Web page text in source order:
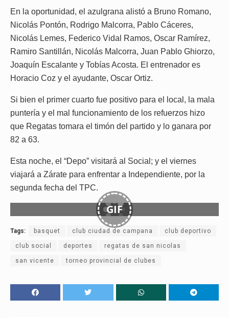
En la oportunidad, el azulgrana alistó a Bruno Romano,
Nicolás Pontón, Rodrigo Malcorra, Pablo Cáceres,
Nicolás Lemes, Federico Vidal Ramos, Oscar Ramírez,
Ramiro Santillán, Nicolás Malcorra, Juan Pablo Ghiorzo,
Joaquín Escalante y Tobías Acosta. El entrenador es
Horacio Coz y el ayudante, Oscar Ortiz.
Si bien el primer cuarto fue positivo para el local, la mala
puntería y el mal funcionamiento de los refuerzos hizo
que Regatas tomara el timón del partido y lo ganara por
82 a 63.
Esta noche, el “Depo” visitará al Social; y el viernes
viajará a Zárate para enfrentar a Independiente, por la
segunda fecha del TPC.
GIF
Tags: basquet club ciudad de campana club deportivo
club social deportes regatas de san nicolas
san vicente torneo provincial de clubes